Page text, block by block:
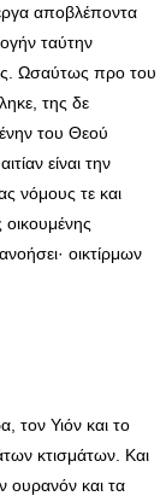
αποβλέποντα
ταύτην
Ωσαύτως προ του
της δε
του Θεού
είναι την
νόμους τε και
οικτίρμων
τον Υιόν και το
κτισμάτων. Και
ουρανόν και τα